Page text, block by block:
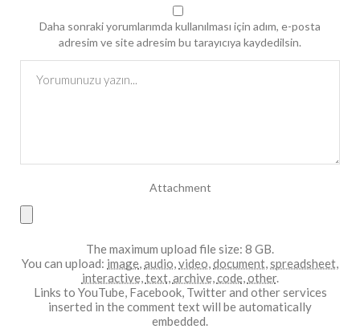
Daha sonraki yorumlarımda kullanılması için adım, e-posta
adresim ve site adresim bu tarayıcıya kaydedilsin.
Attachment
The maximum upload file size: 8 GB.
You can upload: image,audio,video,document,spreadsheet,
interactive,text,archive,code,other.
Links to YouTube, Facebook, Twitter and other services
inserted in the comment text will be automatically
embedded.